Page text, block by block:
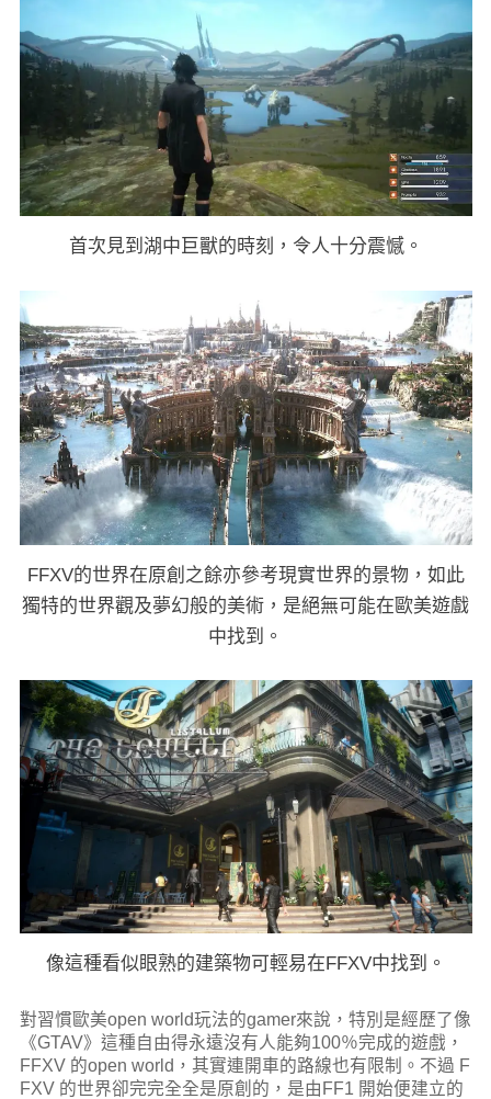
首次見到湖中巨獸的時刻，令人十分震憾。
FFXV的世界在原創之餘亦參考現實世界的景物，如此
獨特的世界觀及夢幻般的美術，是絕無可能在歐美遊戲
中找到。
像這種看似眼熟的建築物可輕易在FFXV中找到。
對習慣歐美open world玩法的gamer來說，特別是經歷了像
《GTAV》這種自由得永遠沒有人能夠100％完成的遊戲，
FFXV 的open world，其實連開車的路線也有限制。不過 F
FXV 的世界卻完完全全是原創的，是由FF1 開始便建立的